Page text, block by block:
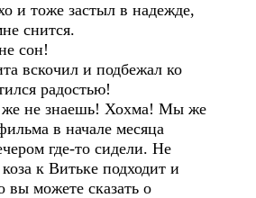
тоже застыл в надежде,
снится.
сон!
и подбежал ко
радостью!
знаешь! Хохма! Мы же
в начале месяца
где-то сидели. Не
к Витьке подходит и
вы можете сказать о